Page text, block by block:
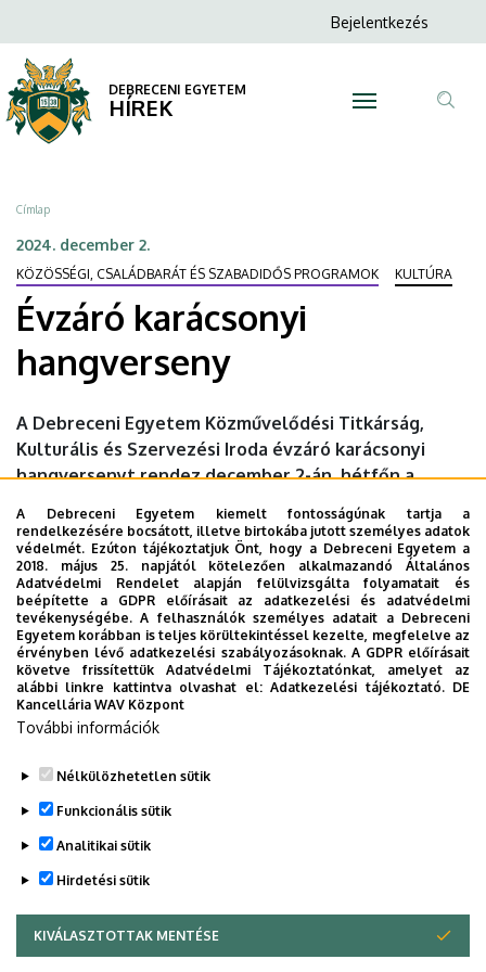
karácsonyi
hangverseny
DEBRECENI
EGYETEM
a
tartalomra
Anonim
menüje
Bejelentkezés
DEBRECENI EGYETEM
HÍREK
Morzsa
Címlap
2024. december 2.
KÖZÖSSÉGI, CSALÁDBARÁT ÉS SZABADIDŐS PROGRAMOK KULTÚRA
Évzáró karácsonyi
hangverseny
A Debreceni Egyetem Közművelődési Titkárság,
Kulturális és Szervezési Iroda évzáró karácsonyi
hangversenyt rendez december 2-án, hétfőn a
Időpont: 2024. december 2., (hétfő), 18:30
Helyszín:Debreceni Egyetem Zeneművészeti Kar Liszt
terem
Dokumentumok
Évzáró Karácsonyi Hangverseny - meghívó (704.52 KB)
Last update: 2024. 11. 26. 09:42
A Debreceni Egyetem kiemelt fontosságúnak tartja a
rendelkezésére bocsátott, illetve birtokába jutott személyes adatok
védelmét. Ezúton tájékoztatjuk Önt, hogy a Debreceni Egyetem a
2018. május 25. napjától kötelezően alkalmazandó Általános
Adatvédelmi Rendelet alapján felülvizsgálta folyamatait és
beépítette a GDPR előírásait az adatkezelési és adatvédelmi
tevékenységébe. A felhasználók személyes adatait a Debreceni
Egyetem korábban is teljes körültekintéssel kezelte, megfelelve az
érvényben lévő adatkezelési szabályozásoknak. A GDPR előírásait
követve frissítettük Adatvédelmi Tájékoztatónkat, amelyet az
alábbi linkre kattintva olvashat el:Adatkezelési tájékoztató. DE
Kancellária WAV Központ
További információk
Nélkülözhetetlen sütik
Funkcionális sütik
Analitikai sütik
Hirdetési sütik
KIVÁLASZTOTTAK MENTÉSE
WITHDRAW CONSENT